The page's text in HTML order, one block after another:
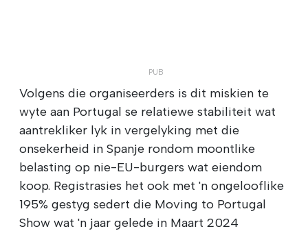
Volgens die organiseerders is dit miskien te
wyte aan Portugal se relatiewe stabiliteit wat
aantrekliker lyk in vergelyking met die
onsekerheid in Spanje rondom moontlike
belasting op nie-EU-burgers wat eiendom
koop. Registrasies het ook met 'n ongelooflike
195% gestyg sedert die Moving to Portugal
Show wat 'n jaar gelede in Maart 2024